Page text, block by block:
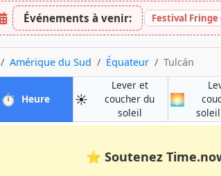
Événements à venir: Festival
Accueil
Amérique du Sud Équateur Tulcán
⏱️ Heureà Tulcán
☀️
Lever et
coucher du
soleilà Tulcán
🌅
⭐ Soutenez